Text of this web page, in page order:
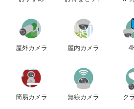
屋外カメラ 屋内カメラ
簡易カメラ 無線カメラ ク